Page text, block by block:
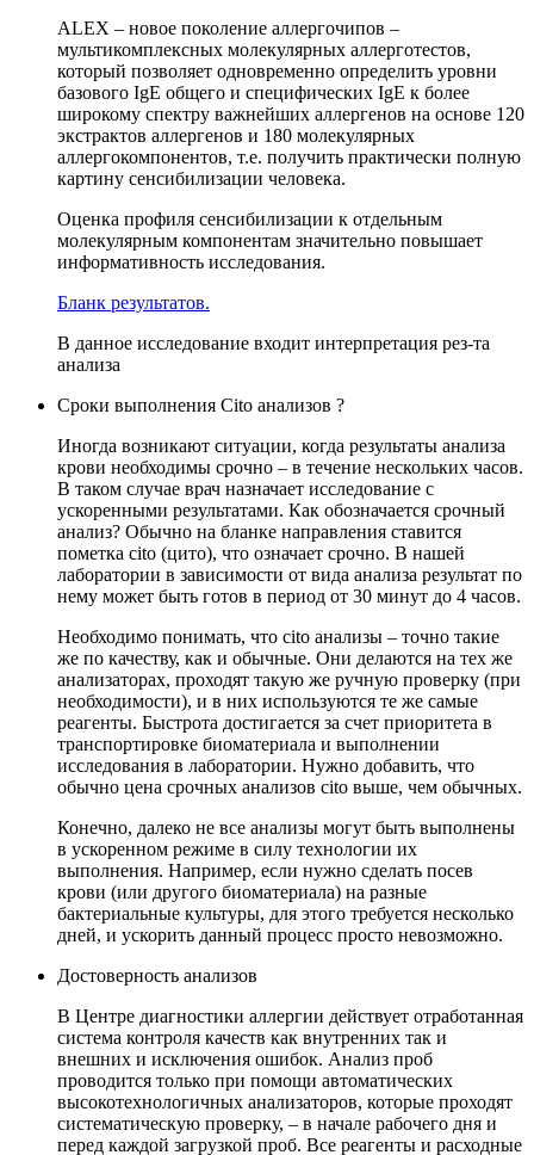
ALEX – новое поколение аллергочипов –
мультикомплексных молекулярных аллерготестов,
который позволяет одновременно определить уровни
базового IgE общего и специфических IgE к более
широкому спектру важнейших аллергенов на основе 120
экстрактов аллергенов и 180 молекулярных
аллергокомпонентов, т.е. получить практически полную
картину сенсибилизации человека.
Оценка профиля сенсибилизации к отдельным
молекулярным компонентам значительно повышает
информативность исследования.
Бланк результатов.
В данное исследование входит интерпретация рез-та
анализа
Сроки выполнения Cito анализов ?
Иногда возникают ситуации, когда результаты анализа
крови необходимы срочно – в течение нескольких часов.
В таком случае врач назначает исследование с
ускоренными результатами. Как обозначается срочный
анализ? Обычно на бланке направления ставится
пометка cito (цито), что означает срочно. В нашей
лаборатории в зависимости от вида анализа результат по
нему может быть готов в период от 30 минут до 4 часов.
Необходимо понимать, что cito анализы – точно такие
же по качеству, как и обычные. Они делаются на тех же
анализаторах, проходят такую же ручную проверку (при
необходимости), и в них используются те же самые
реагенты. Быстрота достигается за счет приоритета в
транспортировке биоматериала и выполнении
исследования в лаборатории. Нужно добавить, что
обычно цена срочных анализов cito выше, чем обычных.
Конечно, далеко не все анализы могут быть выполнены
в ускоренном режиме в силу технологии их
выполнения. Например, если нужно сделать посев
крови (или другого биоматериала) на разные
бактериальные культуры, для этого требуется несколько
дней, и ускорить данный процесс просто невозможно.
Достоверность анализов
В Центре диагностики аллергии действует отработанная
система контроля качеств как внутренних так и
внешних и исключения ошибок. Анализ проб
проводится только при помощи автоматических
высокотехнологичных анализаторов, которые проходят
систематическую проверку, – в начале рабочего дня и
перед каждой загрузкой проб. Все реагенты и расходные